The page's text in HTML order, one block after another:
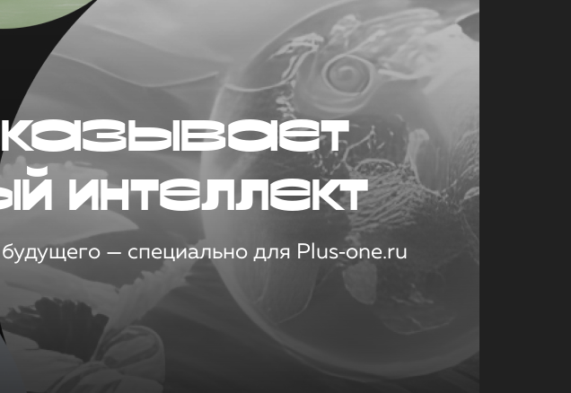
интеллект
— специально для Plus‑one.ru